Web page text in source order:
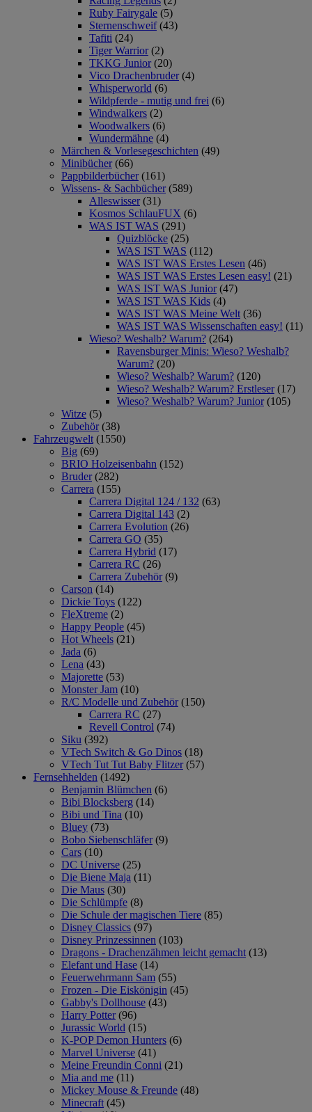
Ruby Fairygale (5)
Sternenschweif (43)
Tafiti (24)
Tiger Warrior (2)
TKKG Junior (20)
Vico Drachenbruder (4)
Whisperworld (6)
Wildpferde - mutig und frei (6)
Windwalkers (2)
Woodwalkers (6)
Wundermähne (4)
Märchen & Vorlesegeschichten (49)
Minibücher (66)
Pappbilderbücher (161)
Wissens- & Sachbücher (589)
Alleswisser (31)
Kosmos SchlauFUX (6)
WAS IST WAS (291)
Quizblöcke (25)
WAS IST WAS (112)
WAS IST WAS Erstes Lesen (46)
WAS IST WAS Erstes Lesen easy! (21)
WAS IST WAS Junior (47)
WAS IST WAS Kids (4)
WAS IST WAS Meine Welt (36)
WAS IST WAS Wissenschaften easy! (11)
Wieso? Weshalb? Warum? (264)
Ravensburger Minis: Wieso? Weshalb?
Warum? (20)
Wieso? Weshalb? Warum? (120)
Wieso? Weshalb? Warum? Erstleser (17)
Wieso? Weshalb? Warum? Junior (105)
Witze (5)
Zubehör (38)
Fahrzeugwelt (1550)
Big (69)
BRIO Holzeisenbahn (152)
Bruder (282)
Carrera (155)
Carrera Digital 124 / 132 (63)
Carrera Digital 143 (2)
Carrera Evolution (26)
Carrera GO (35)
Carrera Hybrid (17)
Carrera RC (26)
Carrera Zubehör (9)
Carson (14)
Dickie Toys (122)
FleXtreme (2)
Happy People (45)
Hot Wheels (21)
Jada (6)
Lena (43)
Majorette (53)
Monster Jam (10)
R/C Modelle und Zubehör (150)
Carrera RC (27)
Revell Control (74)
Siku (392)
VTech Switch & Go Dinos (18)
VTech Tut Tut Baby Flitzer (57)
Fernsehhelden (1492)
Benjamin Blümchen (6)
Bibi Blocksberg (14)
Bibi und Tina (10)
Bluey (73)
Bobo Siebenschläfer (9)
Cars (10)
DC Universe (25)
Die Biene Maja (11)
Die Maus (30)
Die Schlümpfe (8)
Die Schule der magischen Tiere (85)
Disney Classics (97)
Disney Prinzessinnen (103)
Dragons - Drachenzähmen leicht gemacht (13)
Elefant und Hase (14)
Feuerwehrmann Sam (55)
Frozen - Die Eiskönigin (45)
Gabby's Dollhouse (43)
Harry Potter (96)
Jurassic World (15)
K-POP Demon Hunters (6)
Marvel Universe (41)
Meine Freundin Conni (21)
Mia and me (11)
Mickey Mouse & Freunde (48)
Minecraft (45)